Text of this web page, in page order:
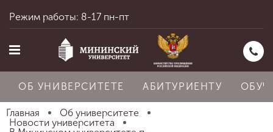
Режим работы: 8-17 пн-пт
ОБ УНИВЕРСИТЕТЕ АБИТУРИЕНТУ
Главная
Об университете
Новости университета